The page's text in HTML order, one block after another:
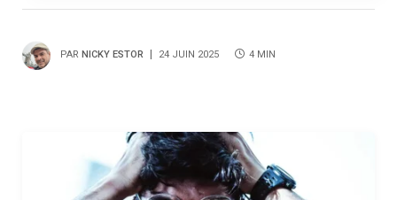
PAR NICKY ESTOR 24 JUIN 2025 4 MIN